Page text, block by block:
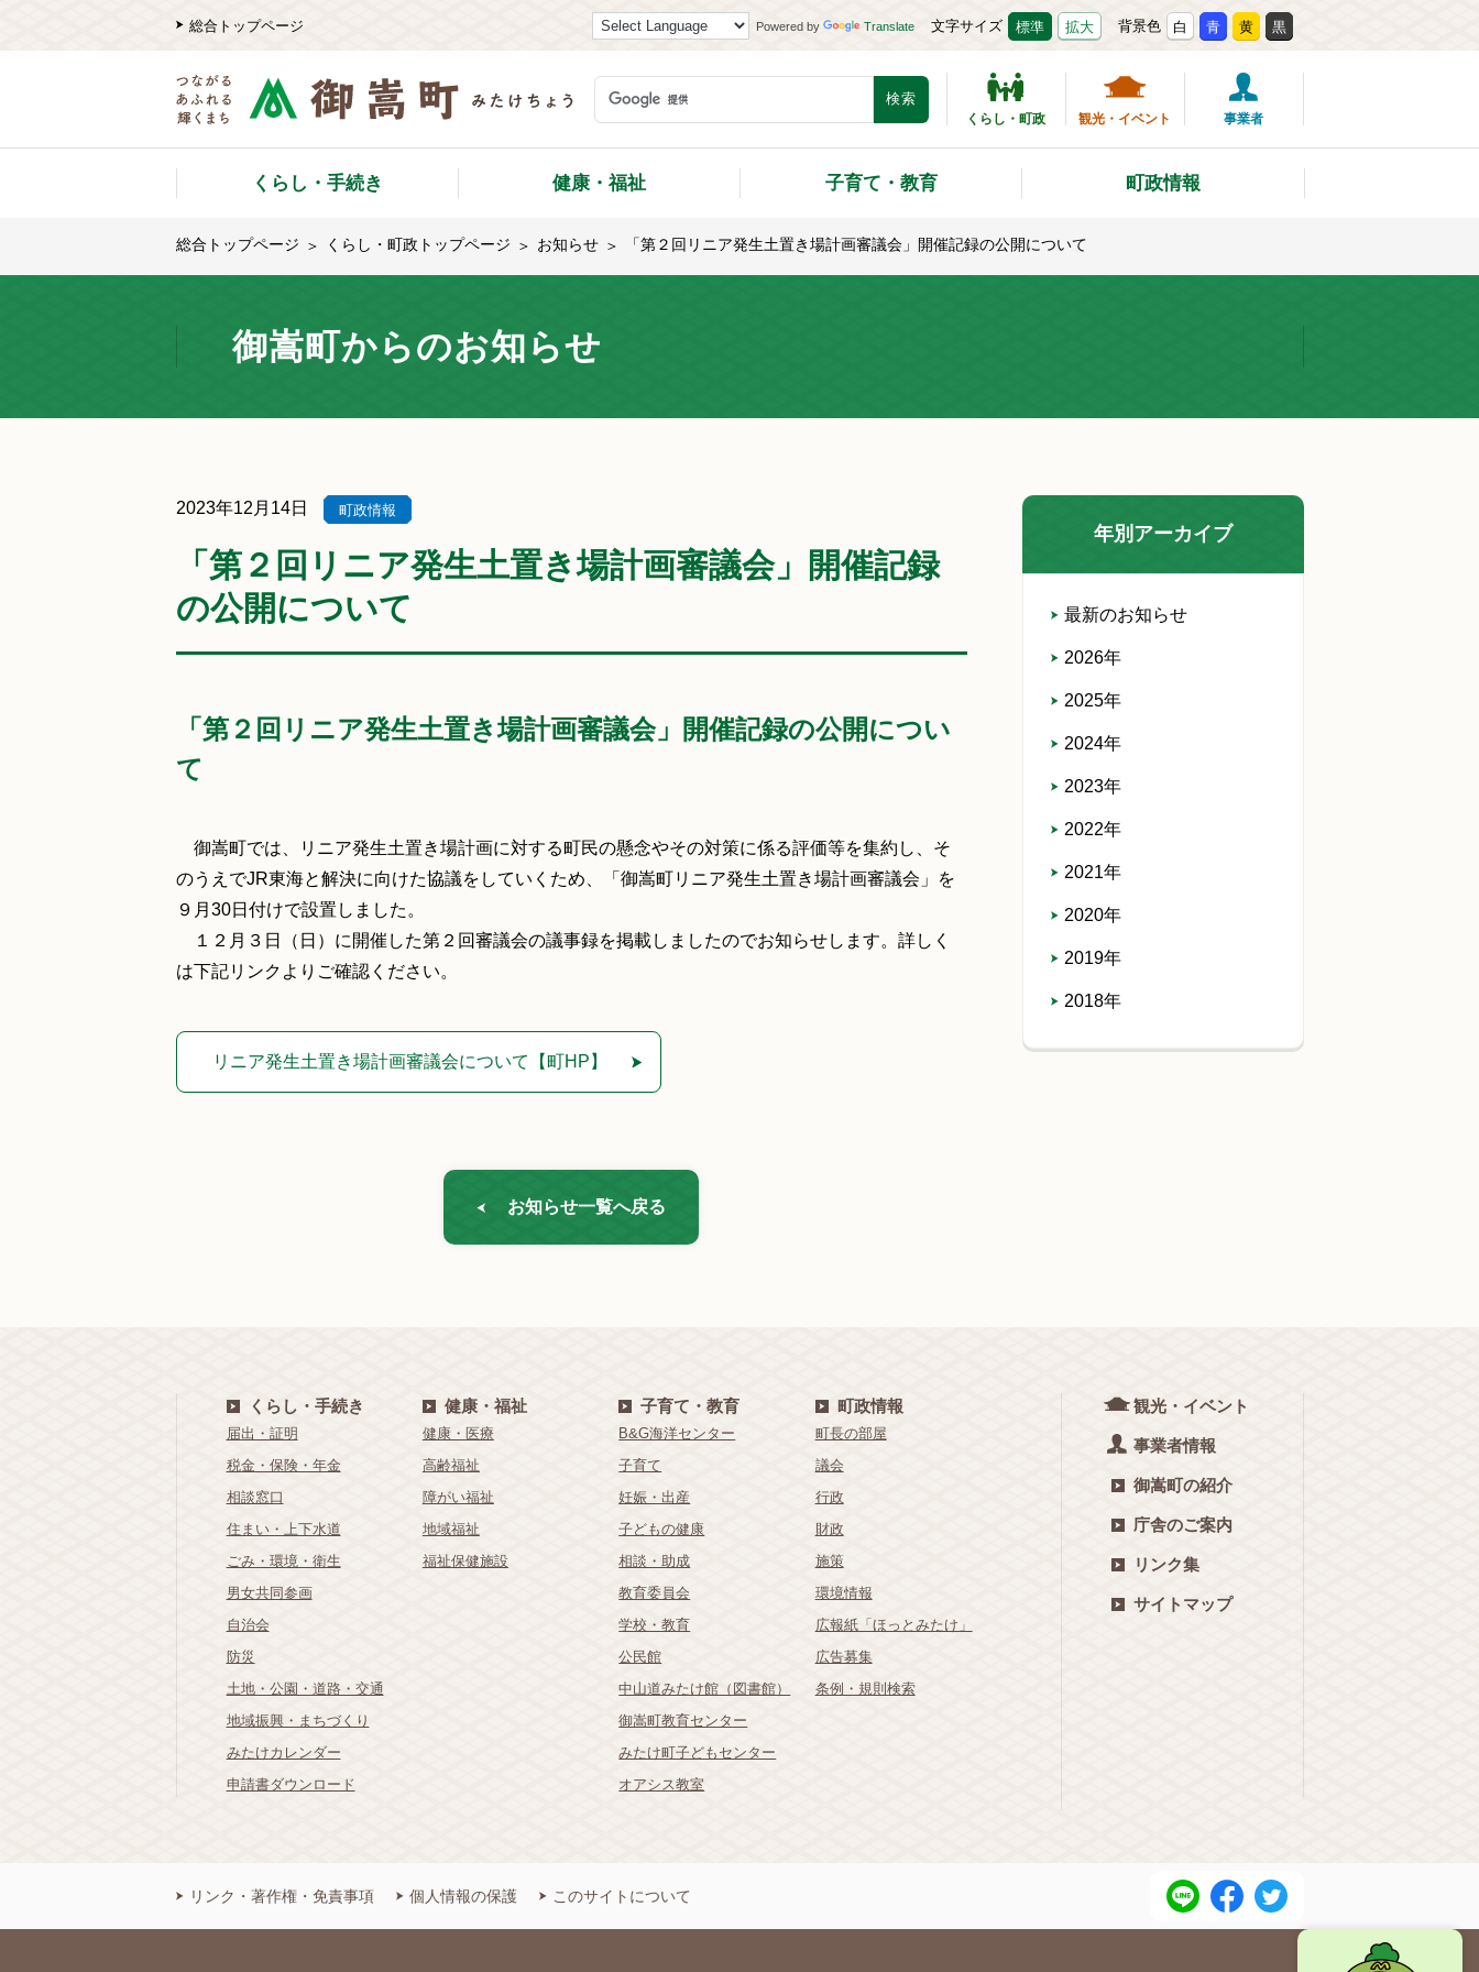
総合トップページ Powered by Translate 文字サイズ 標準 拡大 背景色 白 青 黄 黒
くらし・町政 観光・イベント 事業者
くらし・手続き 健康・福祉 子育て・教育 町政情報
総合トップページ くらし・町政トップページ お知らせ 「第２回リニア発生土置き場計画審議会」開催記録の公開について
御嵩町からのお知らせ
2023年12月14日 町政情報
「第２回リニア発生土置き場計画審議会」開催記録
の公開について
「第２回リニア発生土置き場計画審議会」開催記録の公開につい
て
御嵩町では、リニア発生土置き場計画に対する町民の懸念やその対策に係る評価等を集約し、そ
のうえでJR東海と解決に向けた協議をしていくため、「御嵩町リニア発生土置き場計画審議会」を
９月30日付けで設置しました。
１２月３日（日）に開催した第２回審議会の議事録を掲載しましたのでお知らせします。詳しく
は下記リンクよりご確認ください。
リニア発生土置き場計画審議会について【町HP】
お知らせ一覧へ戻る
年別アーカイブ
最新のお知らせ
2026年
2025年
2024年
2023年
2022年
2021年
2020年
2019年
2018年
くらし・手続き
届出・証明
税金・保険・年金
相談窓口
住まい・上下水道
ごみ・環境・衛生
男女共同参画
自治会
防災
土地・公園・道路・交通
地域振興・まちづくり
みたけカレンダー
申請書ダウンロード
健康・福祉
健康・医療
高齢福祉
障がい福祉
地域福祉
福祉保健施設
子育て・教育
B&G海洋センター
子育て
妊娠・出産
子どもの健康
相談・助成
教育委員会
学校・教育
公民館
中山道みたけ館（図書館）
御嵩町教育センター
みたけ町子どもセンター
オアシス教室
町政情報
町長の部屋
議会
行政
財政
施策
環境情報
広報紙「ほっとみたけ」
広告募集
条例・規則検索
観光・イベント
事業者情報
御嵩町の紹介
庁舎のご案内
リンク集
サイトマップ
リンク・著作権・免責事項 個人情報の保護 このサイトについて